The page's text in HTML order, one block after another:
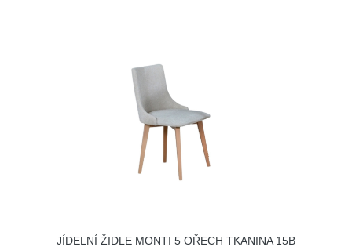
JÍDELNÍ ŽIDLE MONTI 5 OŘECH TKANINA 15B